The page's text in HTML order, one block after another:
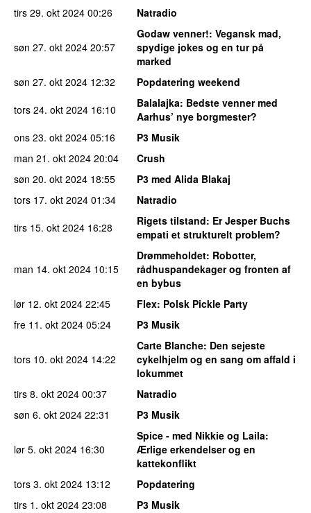
tirs 29. okt 2024 00:26 Natradio
søn 27. okt 2024 20:57
Godaw venner!: Vegansk mad,
spydige jokes og en tur på
marked
søn 27. okt 2024 12:32
Popdatering weekend
tors 24. okt 2024 16:10 Balalajka: Bedste venner med
Aarhus’ nye borgmester?
ons 23. okt 2024 05:16
P3 Musik
man 21. okt 2024 20:04
Crush
søn 20. okt 2024 18:55
P3 med Alida Blakaj
tors 17. okt 2024 01:34
Natradio
tirs 15. okt 2024 16:28 Rigets tilstand: Er Jesper Buchs
empati et strukturelt problem?
man 14. okt 2024 10:15
Drømmeholdet: Robotter,
rådhuspandekager og fronten af
en bybus
lør 12. okt 2024 22:45 Flex: Polsk Pickle Party
fre 11. okt 2024 05:24 P3 Musik
tors 10. okt 2024 14:22
Carte Blanche: Den sejeste
cykelhjelm og en sang om affald i
lokummet
tirs 8. okt 2024 00:37
Natradio
søn 6. okt 2024 22:31 P3 Musik
lør 5. okt 2024 16:30
Spice - med Nikkie og Laila:
Ærlige erkendelser og en
kattekonflikt
tors 3. okt 2024 13:12
Popdatering
tirs 1. okt 2024 23:08
P3 Musik